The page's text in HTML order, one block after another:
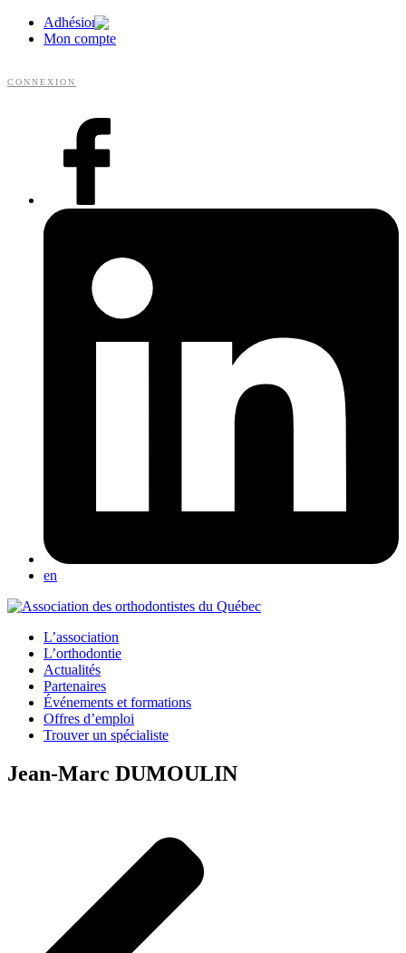
Adhésion
Mon compte
CONNEXION
en
L’association
L’orthodontie
Actualités
Partenaires
Événements et formations
Offres d’emploi
Trouver un spécialiste
Jean-Marc DUMOULIN